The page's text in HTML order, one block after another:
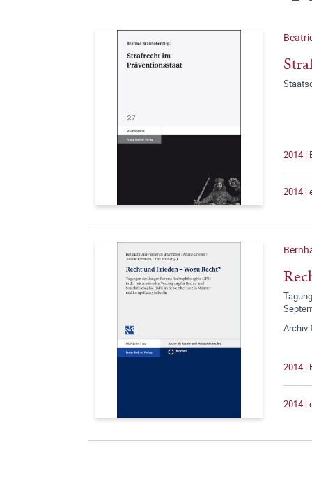
2014 |
2014 |
Archiv
2014 |
2014 |